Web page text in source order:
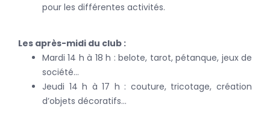
pour les différentes activités.
Les après-midi du club :
Mardi 14 h à 18 h : belote, tarot, pétanque, jeux de
société…
Jeudi 14 h à 17 h : couture, tricotage, création
d’objets décoratifs…